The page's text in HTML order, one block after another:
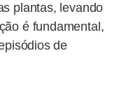
plantas, levando
é fundamental,
de